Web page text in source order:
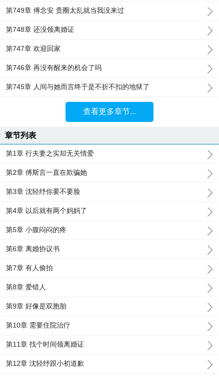
第749章 傅念安 贵圈太乱就当我没来过
第748章 还没领离婚证
第747章 欢迎回家
第746章 再没有醒来的机会了吗
第745章 人间与她而言终于是不折不扣的地狱了
查看更多章节...
章节列表
第1章 行夫妻之实却无关情爱
第2章 傅斯言一直在欺骗她
第3章 沈轻纾你要不要脸
第4章 以后就有两个妈妈了
第5章 小腹闷闷的疼
第6章 离婚协议书
第7章 有人偷拍
第8章 爱错人
第9章 好像是双胞胎
第10章 需要住院治疗
第11章 找个时间领离婚证
第12章 沈轻纾跟小初道歉